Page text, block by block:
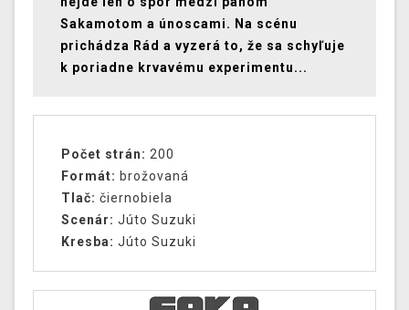
Sakamotom a únoscami. Na scénu
prichádza Rád a vyzerá to, že sa schyľuje
k poriadne krvavému experimentu...
Počet strán: 200
Formát: brožovaná
Tlač: čiernobiela
Scenár: Júto Suzuki
Kresba: Júto Suzuki